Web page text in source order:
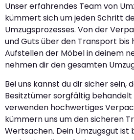
Unser erfahrendes Team von
kümmert sich um jeden Schritt
Umzugsprozesses. Von der
und Guts über den Transport bis
Aufstellen der Möbel in deinem
nehmen dir den gesamten
Bei uns kannst du dir sicher sein,
Besitztümer sorgfältig behandelt
verwenden hochwertiges
kümmern uns um den sicheren
Wertsachen. Dein Umzugsgut ist